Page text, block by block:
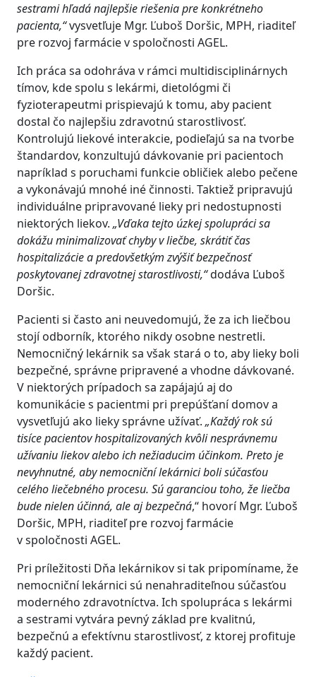
sestrami hľadá najlepšie riešenia pre konkrétneho
pacienta,“vysvetľuje Mgr. Ľuboš Doršic, MPH, riaditeľ
pre rozvoj farmácie v spoločnosti AGEL.
Ich práca sa odohráva v rámci multidisciplinárnych
tímov, kde spolu s lekármi, dietológmi či
fyzioterapeutmi prispievajú k tomu, aby pacient
dostal čo najlepšiu zdravotnú starostlivosť.
Kontrolujú liekové interakcie, podieľajú sa na tvorbe
štandardov, konzultujú dávkovanie pri pacientoch
napríklad s poruchami funkcie obličiek alebo pečene
a vykonávajú mnohé iné činnosti. Taktiež pripravujú
individuálne pripravované lieky pri nedostupnosti
niektorých liekov. „Vďaka tejto úzkej spolupráci sa
dokážu minimalizovať chyby v liečbe, skrátiť čas
hospitalizácie a predovšetkým zvýšiť bezpečnosť
poskytovanej zdravotnej starostlivosti,“dodáva Ľuboš
Doršic.
Pacienti si často ani neuvedomujú, že za ich liečbou
stojí odborník, ktorého nikdy osobne nestretli.
Nemocničný lekárnik sa však stará o to, aby lieky boli
bezpečné, správne pripravené a vhodne dávkované.
V niektorých prípadoch sa zapájajú aj do
komunikácie s pacientmi pri prepúšťaní domov a
vysvetľujú ako lieky správne užívať. „Každý rok sú
tisíce pacientov hospitalizovaných kvôli nesprávnemu
užívaniu liekov alebo ich nežiaducim účinkom. Preto je
nevyhnutné, aby nemocniční lekárnici boli súčasťou
celého liečebného procesu. Sú garanciou toho, že liečba
bude nielen účinná, ale aj bezpečná,“ hovorí Mgr. Ľuboš
Doršic, MPH, riaditeľ pre rozvoj farmácie
v spoločnosti AGEL.
Pri príležitosti Dňa lekárnikov si tak pripomíname, že
nemocniční lekárnici sú nenahraditeľnou súčasťou
moderného zdravotníctva. Ich spolupráca s lekármi
a sestrami vytvára pevný základ pre kvalitnú,
bezpečnú a efektívnu starostlivosť, z ktorej profituje
každý pacient.